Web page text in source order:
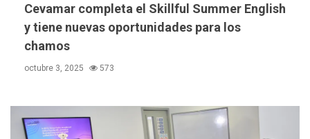
Cevamar completa el Skillful Summer English
y tiene nuevas oportunidades para los
chamos
octubre 3, 2025 573